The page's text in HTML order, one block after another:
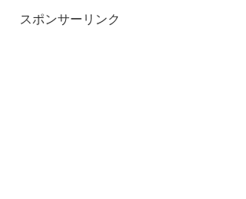
スポンサーリンク